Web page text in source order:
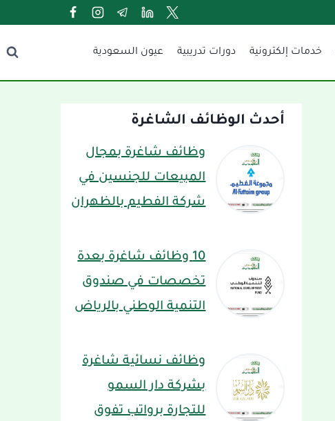
خدمات إلكترونية دورات تدريبية عيون السعودية
أحدث الوظائف الشاغرة
وظائف شاغرة بمجال
المبيعات للجنسين في
شركة الفطيم بالظهران
10 وظائف شاغرة بعدة
تخصصات في صندوق
التنمية الوطني بالرياض
وظائف نسائية شاغرة
بشركة دار السمو
للتجارة برواتب تفوق